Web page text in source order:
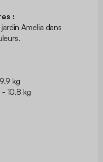
:
Amelia dans
kg
10.8 kg